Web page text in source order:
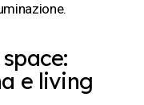
e living